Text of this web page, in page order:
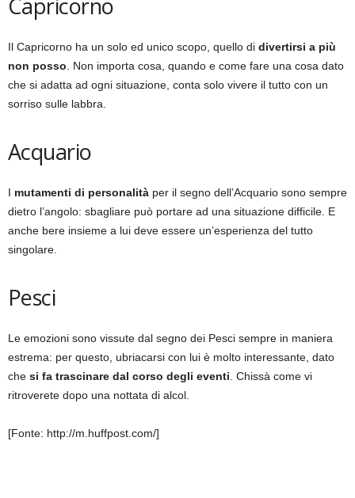
Il Capricorno ha un solo ed unico scopo, quello di divertirsi a più
non posso . Non importa cosa, quando e come fare una cosa dato
che si adatta ad ogni situazione, conta solo vivere il tutto con un
sorriso sulle labbra.
Acquario
I mutamenti di personalità per il segno dell’Acquario sono sempre
dietro l’angolo: sbagliare può portare ad una situazione difficile. E
anche bere insieme a lui deve essere un’esperienza del tutto
singolare.
Pesci
Le emozioni sono vissute dal segno dei Pesci sempre in maniera
estrema: per questo, ubriacarsi con lui è molto interessante, dato
che si fa trascinare dal corso degli eventi . Chissà come vi
ritroverete dopo una nottata di alcol.
[Fonte: http://m.huffpost.com/]